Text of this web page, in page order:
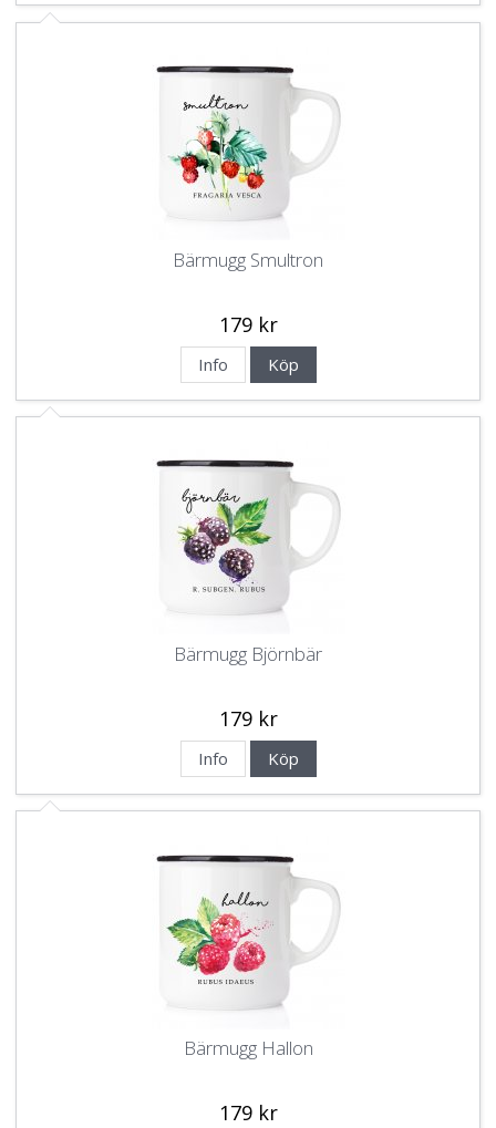
Bärmugg Smultron
179 kr
Info Köp
Bärmugg Björnbär
179 kr
Info Köp
Bärmugg Hallon
179 kr